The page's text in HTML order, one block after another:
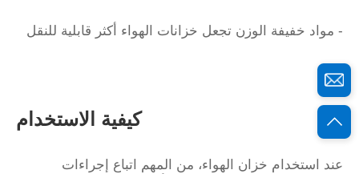
- مواد خفيفة الوزن تجعل خزانات الهواء أكثر قابلية للنقل
كيفية الاستخدام
عند استخدام خزان الهواء، من المهم اتباع إجراءات